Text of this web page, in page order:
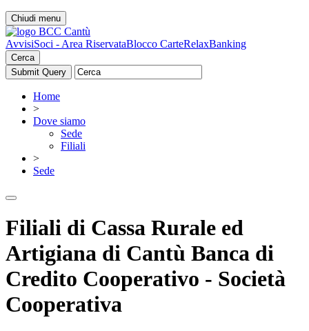
Chiudi menu
AvvisiSoci - Area RiservataBlocco CarteRelaxBanking
Cerca
Home
>
Dove siamo
Sede
Filiali
>
Sede
Filiali di Cassa Rurale ed
Artigiana di Cantù Banca di
Credito Cooperativo - Società
Cooperativa